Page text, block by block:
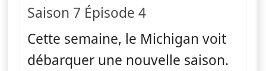
Saison 7 Épisode 4
Cette semaine, le Michigan voit
débarquer une nouvelle saison.